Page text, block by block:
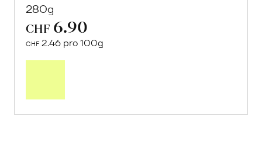
280g
CHF 6.90
CHF 2.46 pro 100g